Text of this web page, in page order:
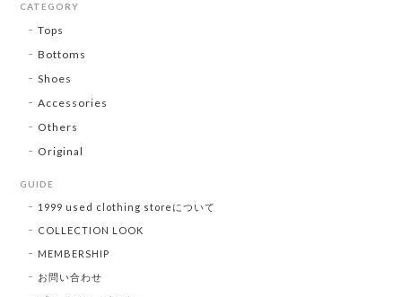
CATEGORY
Tops
Bottoms
Shoes
Accessories
Others
Original
GUIDE
1999 used clothing storeについて
COLLECTION LOOK
MEMBERSHIP
お問い合わせ